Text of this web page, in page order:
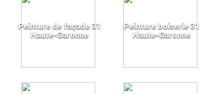
Peinture de façade 31
Haute-Garonne
Peinture boiserie 31
Haute-Garonne